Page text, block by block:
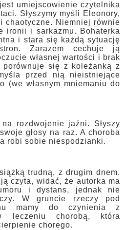
umiejscowienie czytelnika
Słyszymy myśli Eleonory,
chaotyczne. Niemniej równie
ironii i sarkazmu. Bohaterka
i stara się każdą sytuację
Zarazem cechuje ją
własnej wartości i brak
porównuje się z koleżanką z
przed nią nieistniejące
(we własnym mniemaniu do
rozdwojenie jaźni. Słyszy
głosy na raz. A choroba
robi sobie niespodzianki.
trudną, z drugim dnem.
czyta, widać, że autorka ma
i dystans, jednak nie
W gruncie rzeczy pod
mamy do czynienia z
leczeniu chorobą, która
chorego.